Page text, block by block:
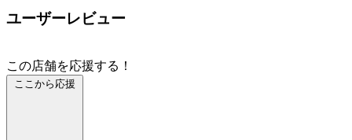
ユーザーレビュー
この店舗を応援する！
ここから応援